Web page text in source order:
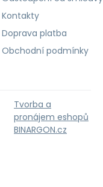
Kontakty
Doprava platba
Obchodní podmínky
Tvorba a
pronájem eshopů
BINARGON.cz